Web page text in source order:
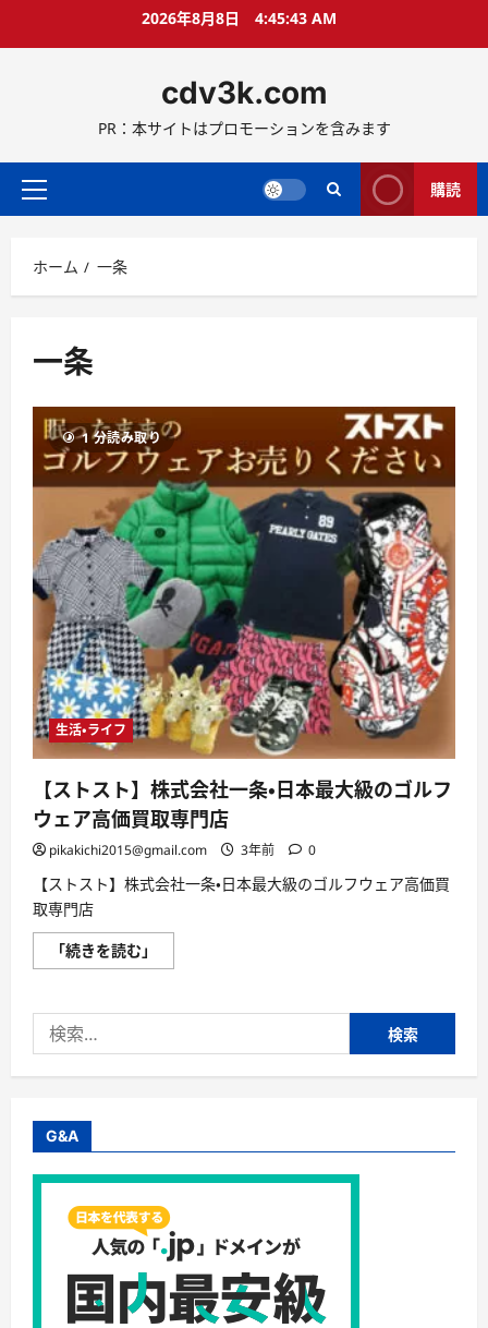
ス
ッ
2026年8月8日 4:45:43 AM
cdv3k.com
PR：本サイトはプロモーションを含みます
メ
メ
ニ
購読
ホーム 一条
一条
1 分読み取り
生活・ライフ
【ストスト】株式会社一条・日本最大級のゴルフ
ウェア高価買取専門店
pikakichi2015@gmail.com 3年前 0
【ストスト】株式会社一条・日本最大級のゴルフウェア高価買
取専門店
「続きを読む」
ト
株
社
一
大
の
ル
フ
ウ
ェ
高
価
買
索:
G&A